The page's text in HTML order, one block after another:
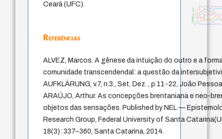
Ceará (UFC).
Referências
ALVEZ, Marcos. A gênese da intuição do outro e a
comunidade transcendendal: a questão da
AUFKLÄRUNG, v.7, n.3., Set.­ Dez. , p.11­-22, João
ARAÚJO, Arthur. As concepções brentaniana e neo-
objetos das sensações. Published by NEL —
Research Group, Federal University of Santa
18(3): 337–360, Santa Catarina, 2014.
fundamentalismo
jacobi protágorasexperiência temporal
metafísica do tempo
género idade
intolerância
classical german philosophy
homem-medida
j.c.m. neto
palavra
perdón
leyes
violencia
logos pedagogia
lei
pensamento singulardesejo
bataille
mind
therapy
animais